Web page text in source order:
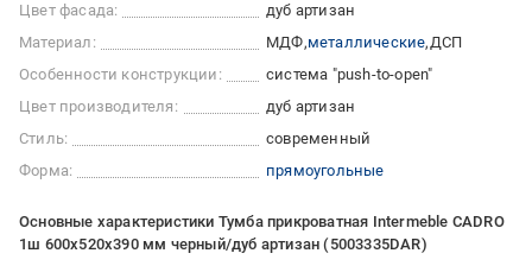
Цвет фасада:
дуб артизан
Материал:
МДФ металлические ДСП
Особенности конструкции:
система "push-to-open"
Цвет производителя:
дуб артизан
Стиль:
современный
Форма:
прямоугольные
Основные характеристики Тумба прикроватная Intermeble CADRO
1ш 600x520x390 мм черный/дуб артизан (5003335DAR)